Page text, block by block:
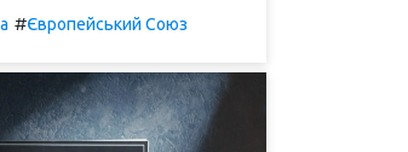
#Європейський Союз